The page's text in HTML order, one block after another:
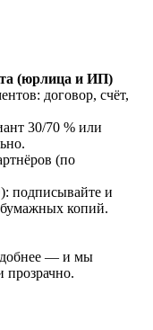
(юрлица и ИП)
договор, счёт,
30/70 % или
(по
подписывайте и
копий.
— и мы
прозрачно.